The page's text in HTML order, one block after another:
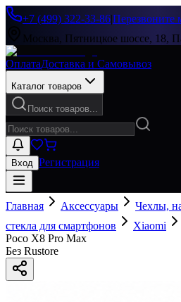
+7 (499) 322-33-86|Перезвоните
Москва, Пятницкое шоссе, 18,
ОплатаДоставка и Самовывоз
Каталог товаров
Поиск товаров...
Вход Регистрация
Главная Аксессуары
Чехлы,
стекла для смартфонов
Xiaomi
Poco X8 Pro Max
Без Rustore